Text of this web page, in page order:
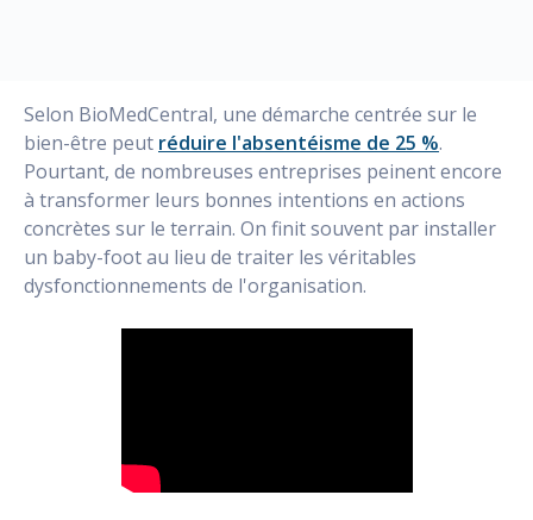
Selon BioMedCentral, une démarche centrée sur le
bien-être peut réduire l'absentéisme de 25 %.
Pourtant, de nombreuses entreprises peinent encore
à transformer leurs bonnes intentions en actions
concrètes sur le terrain. On finit souvent par installer
un baby-foot au lieu de traiter les véritables
dysfonctionnements de l'organisation.